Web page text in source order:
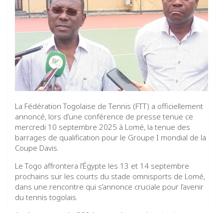
La Fédération Togolaise de Tennis (FTT) a officiellement
annoncé, lors d’une conférence de presse tenue ce
mercredi 10 septembre 2025 à Lomé, la tenue des
barrages de qualification pour le Groupe I mondial de la
Coupe Davis.
Le Togo affrontera l’Égypte les 13 et 14 septembre
prochains sur les courts du stade omnisports de Lomé,
dans une rencontre qui s’annonce cruciale pour l’avenir
du tennis togolais.